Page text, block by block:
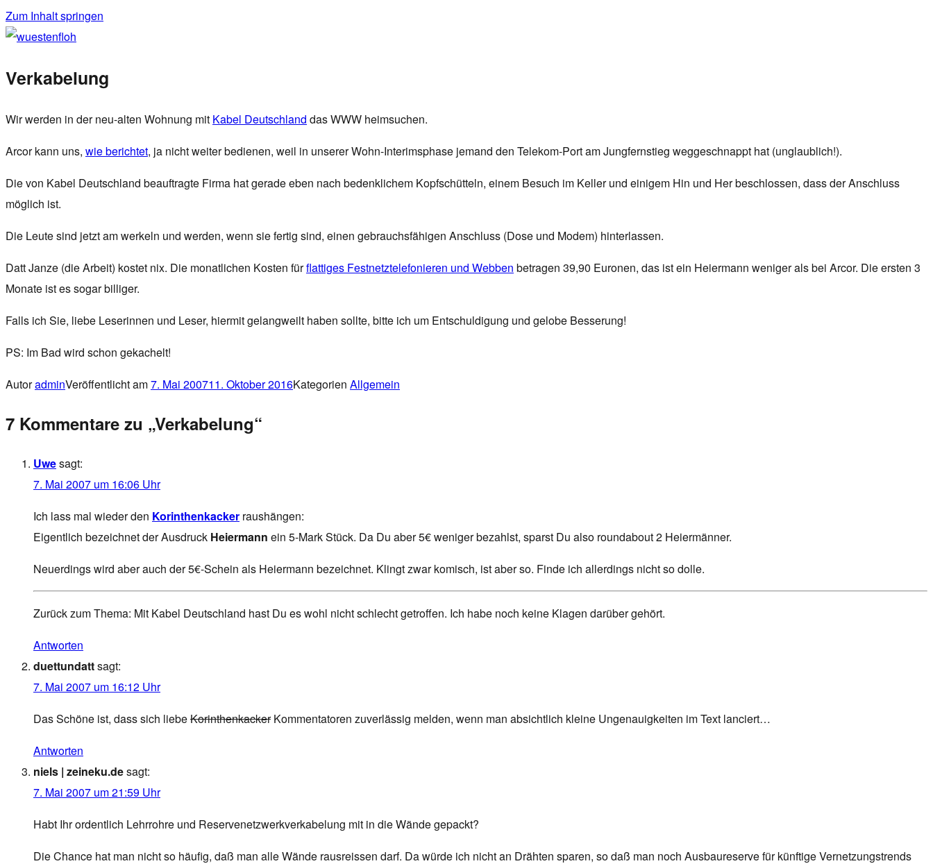
Zum Inhalt springen
wuestenfloh
Verkabelung
Wir werden in der neu-alten Wohnung mit Kabel Deutschland das WWW heimsuchen.
Arcor kann uns, wie berichtet, ja nicht weiter bedienen, weil in unserer Wohn-Interimsphase jemand den Telekom-Port am Jungfernstieg weggeschnappt hat (unglaublich!).
Die von Kabel Deutschland beauftragte Firma hat gerade eben nach bedenklichem Kopfschütteln, einem Besuch im Keller und einigem Hin und Her beschlossen, dass der Anschluss
möglich ist.
Die Leute sind jetzt am werkeln und werden, wenn sie fertig sind, einen gebrauchsfähigen Anschluss (Dose und Modem) hinterlassen.
Datt Janze (die Arbeit) kostet nix. Die monatlichen Kosten fürflattiges Festnetztelefonieren und Webben betragen 39,90 Euronen, das ist ein Heiermann weniger als bei Arcor. Die ersten 3
Monate ist es sogar billiger.
Falls ich Sie, liebe Leserinnen und Leser, hiermit gelangweilt haben sollte, bitte ich um Entschuldigung und gelobe Besserung!
PS: Im Bad wird schon gekachelt!
AutoradminVeröffentlicht am7. Mai 200711. Oktober 2016Kategorien Allgemein
7 Kommentare zu „Verkabelung“
Uwesagt:
7. Mai 2007 um 16:06 Uhr
Ich lass mal wieder den Korinthenkacker raushängen:
Eigentlich bezeichnet der Ausdruck Heiermann ein 5-Mark Stück. Da Du aber 5€ weniger bezahlst, sparst Du also roundabout 2 Heiermänner.
Neuerdings wird aber auch der 5€-Schein als Heiermann bezeichnet. Klingt zwar komisch, ist aber so. Finde ich allerdings nicht so dolle.
Zurück zum Thema: Mit Kabel Deutschland hast Du es wohl nicht schlecht getroffen. Ich habe noch keine Klagen darüber gehört.
Antworten
duettundattsagt:
7. Mai 2007 um 16:12 Uhr
Das Schöne ist, dass sich liebeKorinthenkackerKommentatoren zuverlässig melden, wenn man absichtlich kleine Ungenauigkeiten im Text lanciert…
Antworten
niels | zeineku.desagt:
7. Mai 2007 um 21:59 Uhr
Habt Ihr ordentlich Lehrrohre und Reservenetzwerkverkabelung mit in die Wände gepackt?
Die Chance hat man nicht so häufig, daß man alle Wände rausreissen darf. Da würde ich nicht an Drähten sparen, so daß man noch Ausbaureserve für künftige Vernetzungstrends